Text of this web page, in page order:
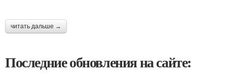
читать дальше →
Последние обновления на сайте: